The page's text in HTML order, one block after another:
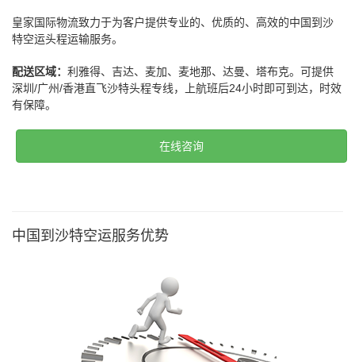
皇家国际物流致力于为客户提供专业的、优质的、高效的中国到沙
特空运头程运输服务。
配送区域： 利雅得、吉达、麦加、麦地那、达曼、塔布克。可提供
深圳/广州/香港直飞沙特头程专线，上航班后24小时即可到达，时效
有保障。
在线咨询
中国到沙特空运服务优势